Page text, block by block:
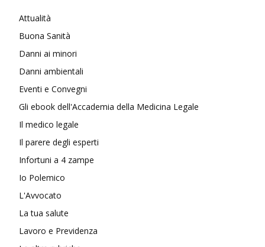
Attualità
Buona Sanità
Danni ai minori
Danni ambientali
Eventi e Convegni
Gli ebook dell'Accademia della Medicina Legale
Il medico legale
Il parere degli esperti
Infortuni a 4 zampe
Io Polemico
L'Avvocato
La tua salute
Lavoro e Previdenza